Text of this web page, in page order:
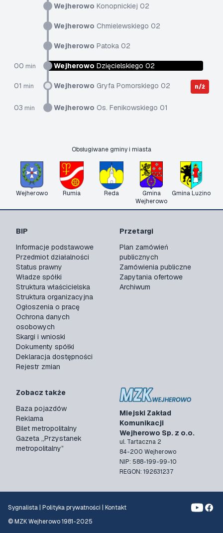
Wejherowo Konopnickiej 02
Wejherowo Chmielewskiego 02
Wejherowo Patoka 02
00 min Wejherowo Dzięcielskiego 02
01 min Wejherowo Gryfa Pomorskiego 02 n/ż
03 min Wejherowo Os. Fenikowskiego 01
Obsługiwane gminy i miasta
Wejherowo Rumia Reda
Gmina
Wejherowo
Gmina Luzino
Miejski Zakład
Komunikacji
Wejherowo Sp. z o.o.
ul. Tartaczna 2
84-200 Wejherowo
NIP: 588-199-99-10
REGON: 192631237
BIP
Informacje podstawowe
Przedmiot działalności
Status prawny
Władze spółki
Struktura właścicielska
Struktura organizacyjna
Ogłoszenia o pracę
Ochrona danych
osobowych
Skargi i wnioski
Dokumenty spółki
Deklaracja dostępności
Rejestr zmian
Przetargi
Plan zamówień
publicznych
Zamówienia publiczne
Zapytania ofertowe
Archiwum
Zobacz także
Baza pojazdów
Reklama
Bilet metropolitalny
Gazeta „Przystanek
metropolitalny”
Sygnalista Polityka prywatności
Kontakt
© MZK Wejherowo 1981-2025